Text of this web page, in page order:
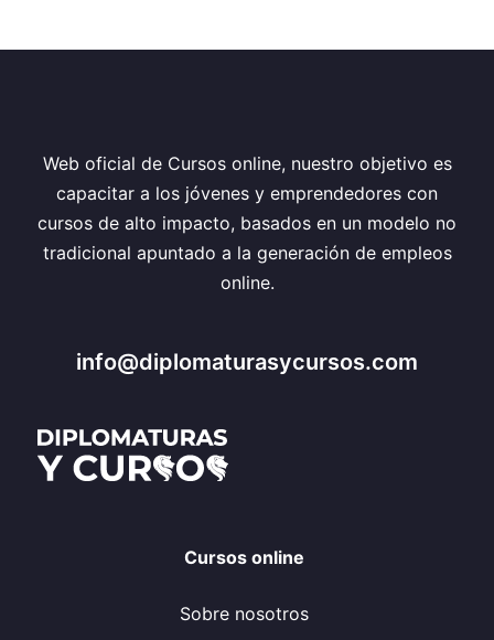
Web oficial de Cursos online, nuestro objetivo es
capacitar a los jóvenes y emprendedores con
cursos de alto impacto, basados en un modelo no
tradicional apuntado a la generación de empleos
online.
info@diplomaturasycursos.com
Cursos online
Sobre nosotros